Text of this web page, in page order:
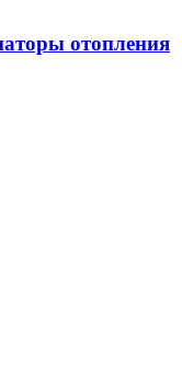
отопления